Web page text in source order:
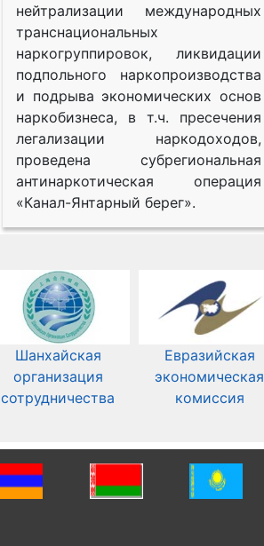
нейтрализации международных
транснациональных
наркогруппировок, ликвидации
подпольного наркопроизводства
и подрыва экономических основ
наркобизнеса, в т.ч. пресечения
легализации наркодоходов,
проведена субрегиональная
антинаркотическая операция
«Канал-Янтарный берег».
Шанхайская
организация
сотрудничества
Евразийская
экономическая
комиссия